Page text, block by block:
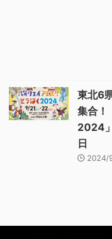
東北6
集合！
2024
日
2024/